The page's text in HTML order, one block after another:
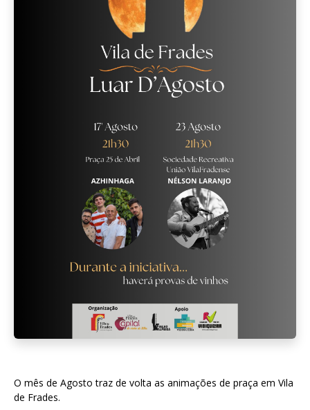
O mês de Agosto traz de volta as animações de praça em Vila
de Frades.